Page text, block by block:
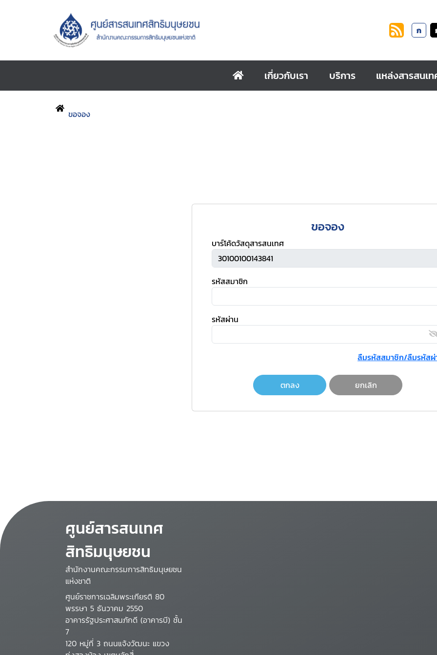
ก
เกี่ยวกับเรา บริการ แหล่งสารสนเ
ขอจอง
ขอจอง
บาร์โค้ดวัสดุสารสนเทศ
รหัสสมาชิก
รหัสผ่าน
ลืมรหัสสมาชิก/ลืมรหัสผ่
ตกลง ยกเลิก
ศูนย์สารสนเทศ
สิทธิมนุษยชน
สำนักงานคณะกรรมการสิทธิมนุษยชน
แห่งชาติ
ศูนย์ราชการเฉลิมพระเกียรติ 80
พรรษา 5 ธันวาคม 2550
อาคารรัฐประศาสนภักดี (อาคารบี) ชั้น
7
120 หมู่ที่ 3 ถนนแจ้งวัฒนะ แขวง